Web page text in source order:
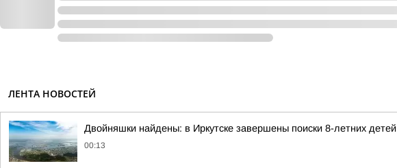
ЛЕНТА НОВОСТЕЙ
Двойняшки найдены: в Иркутске завершены поиски 8-летних детей
00:13